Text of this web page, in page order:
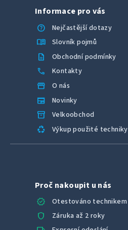
i
Informace pro vás
help
Nejčastější dotazy
menu_book Slovník pojmů
description Obchodní podmínky
call Kontakty
storefront O nás
newspaper Novinky
inventory_2 Velkoobchod
recycling Výkup použité techniky
Proč nakoupit u nás
verified
Otestováno technikem
shield Záruka až 2 roky